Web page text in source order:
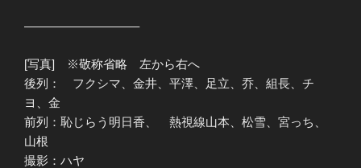
—————————–
[写真] ※敬称省略 左から右へ
後列： フクシマ、金井、平澤、足立、乔、組長、チ
ヨ、金
前列：恥じらう明日香、 熱視線山本、松雪、宮っち、
山根
撮影：ハヤ